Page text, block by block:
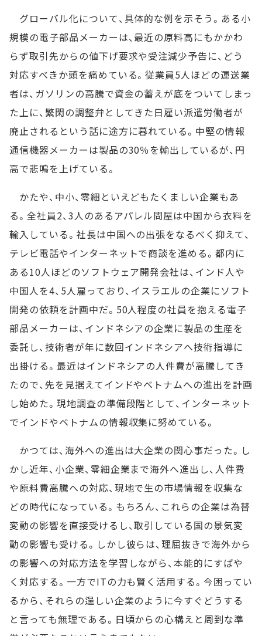
グローバル化について、具体的な例を示そう。ある小
規模の電子部品メーカーは、最近の原料高にもかかわ
らず取引先からの値下げ要求や受注減少予告に、どう
対応すべきか頭を痛めている。従業員5人ほどの運送業
者は、ガソリンの高騰で資金の蓄えが底をついてしまっ
た上に、繁閑の調整弁としてきた日雇い派遣労働者が
廃止されるという話に途方に暮れている。中堅の情報
通信機器メーカーは製品の30％を輸出しているが、円
高で悲鳴を上げている。
かたや、中小、零細といえどもたくましい企業もあ
る。全社員2、3人のあるアパレル問屋は中国から衣料を
輸入している。社長は中国への出張をなるべく抑えて、
テレビ電話やインターネットで商談を進める。都内に
ある10人ほどのソフトウェア開発会社は、インド人や
中国人を4、5人雇っており、イスラエルの企業にソフト
開発の依頼を計画中だ。50人程度の社員を抱える電子
部品メーカーは、インドネシアの企業に製品の生産を
委託し、技術者が年に数回インドネシアへ技術指導に
出掛ける。最近はインドネシアの人件費が高騰してき
たので、先を見据えてインドやベトナムへの進出を計画
し始めた。現地調査の準備段階として、インターネット
でインドやベトナムの情報収集に努めている。
かつては、海外への進出は大企業の関心事だった。し
かし近年、小企業、零細企業まで海外へ進出し、人件費
や原料費高騰への対応、現地で生の市場情報を収集な
どの時代になっている。もちろん、これらの企業は為替
変動の影響を直接受けるし、取引している国の景気変
動の影響も受ける。しかし彼らは、理屈抜きで海外から
の影響への対応方法を学習しながら、本能的にすばや
く対応する。一方でITの力も賢く活用する。今困ってい
るから、それらの逞しい企業のように今すぐどうする
と言っても無理である。日頃からの心構えと周到な準